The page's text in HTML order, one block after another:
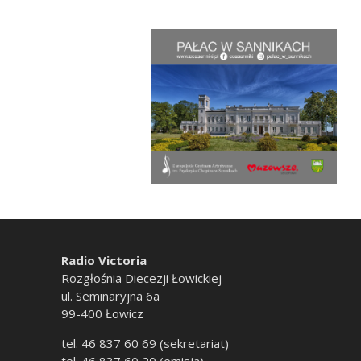
Radio Victoria
Rozgłośnia Diecezji Łowickiej
ul. Seminaryjna 6a
99-400 Łowicz
tel. 46 837 60 69 (sekretariat)